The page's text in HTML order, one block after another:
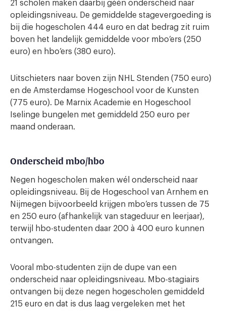
21 scholen maken daarbij géén onderscheid naar
opleidingsniveau. De gemiddelde stagevergoeding is
bij die hogescholen 444 euro en dat bedrag zit ruim
boven het landelijk gemiddelde voor mbo’ers (250
euro) en hbo’ers (380 euro).
Uitschieters naar boven zijn NHL Stenden (750 euro)
en de Amsterdamse Hogeschool voor de Kunsten
(775 euro). De Marnix Academie en Hogeschool
Iselinge bungelen met gemiddeld 250 euro per
maand onderaan.
Onderscheid mbo/hbo
Negen hogescholen maken wél onderscheid naar
opleidingsniveau. Bij de Hogeschool van Arnhem en
Nijmegen bijvoorbeeld krijgen mbo’ers tussen de 75
en 250 euro (afhankelijk van stageduur en leerjaar),
terwijl hbo-studenten daar 200 à 400 euro kunnen
ontvangen.
Vooral mbo-studenten zijn de dupe van een
onderscheid naar opleidingsniveau. Mbo-stagiairs
ontvangen bij deze negen hogescholen gemiddeld
215 euro en dat is dus laag vergeleken met het